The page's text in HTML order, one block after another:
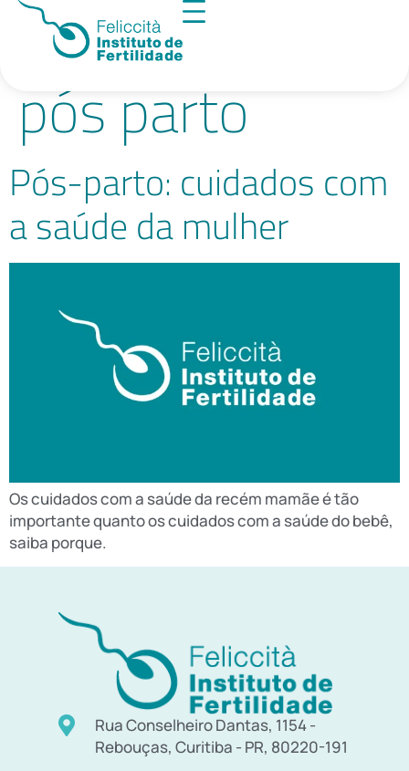
Tag:cuidados
pós parto
Pós-parto: cuidados com
a saúde da mulher
Os cuidados com a saúde da recém mamãe é tão
importante quanto os cuidados com a saúde do bebê,
saiba porque.
Rua Conselheiro Dantas, 1154 -
Rebouças, Curitiba - PR, 80220-191